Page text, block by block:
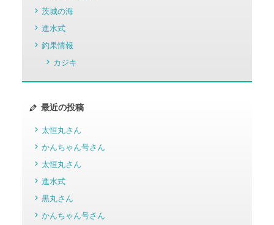
茨城の海
進水式
釣果情報
カジキ
最近の投稿
太恒丸さん
かんちゃん号さん
太恒丸さん
進水式
黒丸さん
かんちゃん号さん